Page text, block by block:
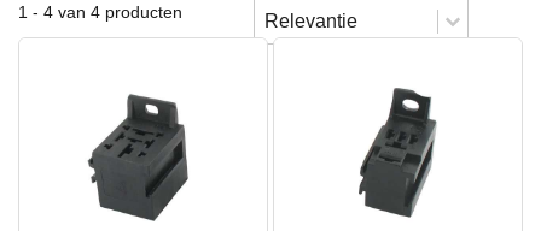
1 - 4 van 4 producten Sorteren
Sort content
Sort content